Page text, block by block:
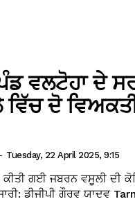
ਵਲਟੋਹਾ ਦੇ
ਵਿੱਚ ਦੋ
- Tuesday, 22 April 2025, 9:15
ਗਈ ਜਬਰਨ ਵਸੂਲੀ ਦੀ
ਡੀਜੀਪੀ ਗੌਰਵ ਯਾਦਵ Tarn